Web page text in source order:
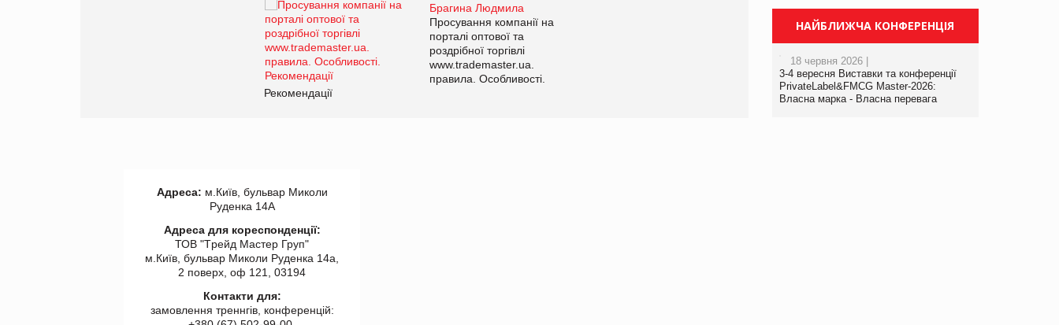
Брагина Людмила
Просування компанії на
порталі оптової та
роздрібної торгівлі
www.trademaster.ua.
правила. Особливості.
Рекомендації
Брагина Людмила
Просування компанії на
www.trademaster.ua.
правила. Особливості.
НАЙБЛИЖЧА КОНФЕРЕНЦІЯ
18 червня 2026 |
3-4 вересня Виставки та конференції
PrivateLabel&FMCG Master-2026:
Власна марка - Власна перевага
Адреса: м.Київ, бульвар Миколи
Руденка 14А
Адреса для кореспонденції:
ТОВ "Tрейд Мастер Груп"
м.Київ, бульвар Миколи Руденка 14а,
2 поверх, оф 121, 03194
Контакти для:
замовлення треннгів, конференцій: